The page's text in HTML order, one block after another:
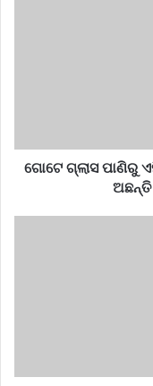
ଗୋଟେ ଗ୍ଲାସ ପାଣିରୁ
ଅଛନ୍ତି